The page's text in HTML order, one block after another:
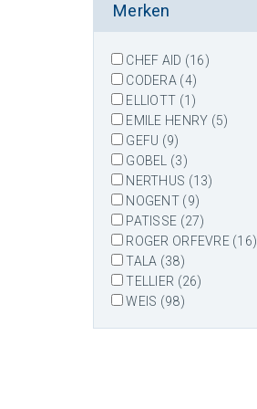
Merken
CHEF AID (16)
CODERA (4)
ELLIOTT (1)
EMILE HENRY (5)
GEFU (9)
GOBEL (3)
NERTHUS (13)
NOGENT (9)
PATISSE (27)
ROGER ORFEVRE (16)
TALA (38)
TELLIER (26)
WEIS (98)